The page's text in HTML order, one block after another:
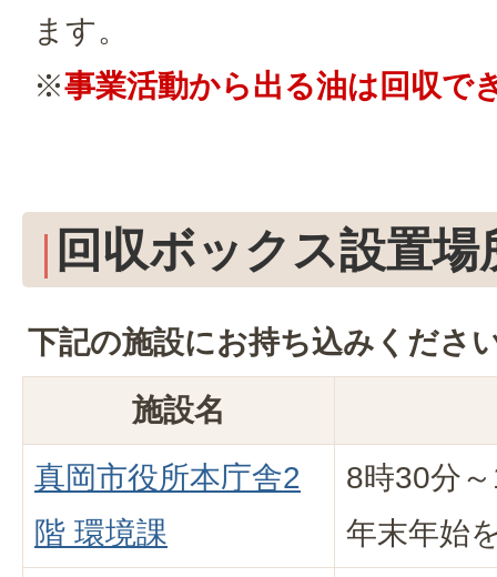
ます。
※事業活動から出る油は回収で
回収ボックス設置場
下記の施設にお持ち込みくださ
施設名
真岡市役所本庁舎2
階 環境課
8時30分
年末年始